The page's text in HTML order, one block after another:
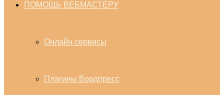
ПОМОЩЬ ВЕБМАСТЕРУ
Онлайн сервисы
Плагины Вордпресс